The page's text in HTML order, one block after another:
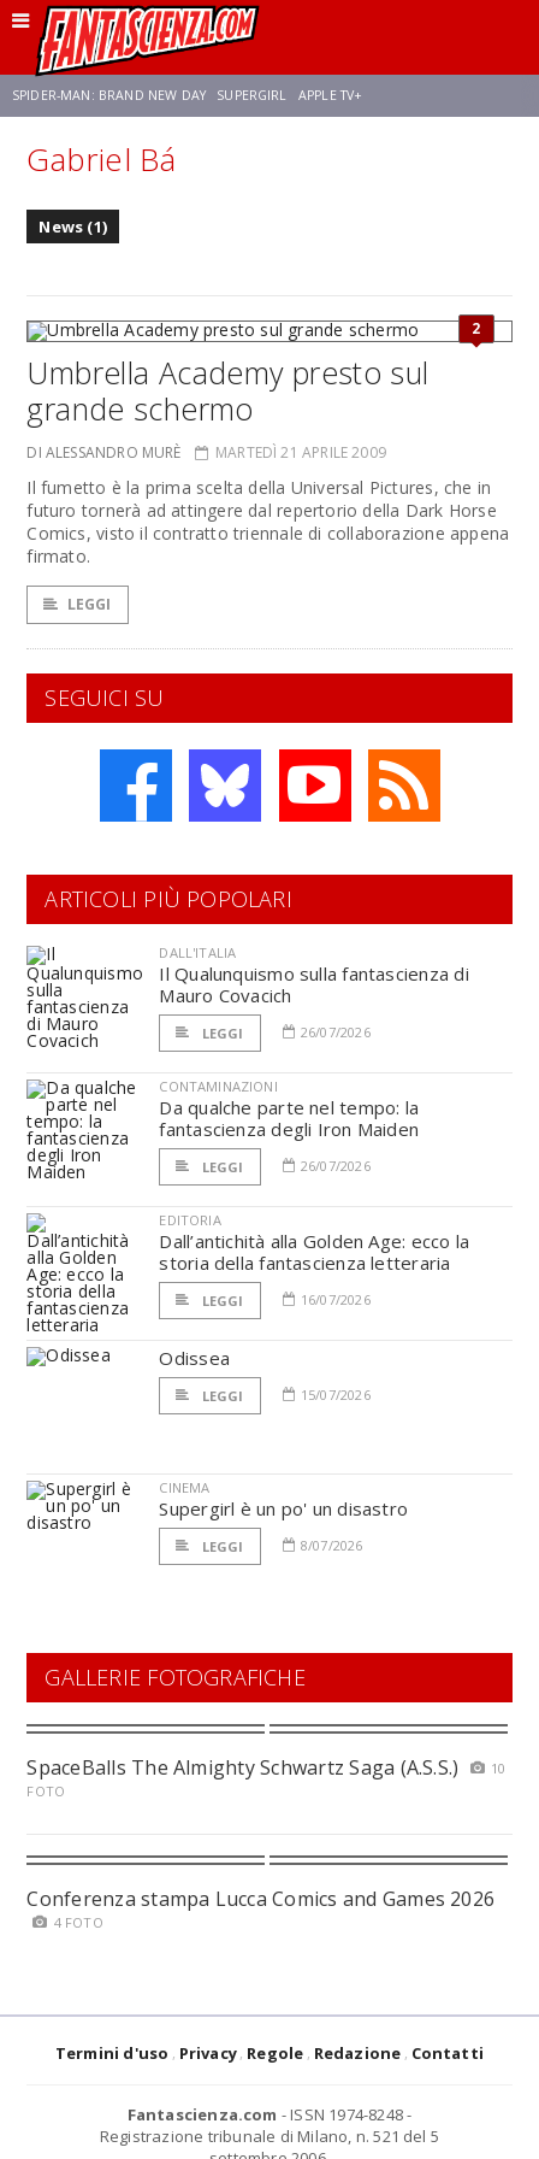
SPIDER-MAN: BRAND NEW DAY SUPERGIRL APPLE TV+
FRANCO RICCIARDIELLO
Gabriel Bá
News (1)
2
Umbrella Academy presto sul
grande schermo
DI ALESSANDRO MURÈ MARTEDÌ 21 APRILE 2009
Il fumetto è la prima scelta della Universal Pictures, che in
futuro tornerà ad attingere dal repertorio della Dark Horse
Comics, visto il contratto triennale di collaborazione appena
firmato.
LEGGI
SEGUICI SU
ARTICOLI PIÙ POPOLARI
DALL'ITALIA
Il Qualunquismo sulla fantascienza di
Mauro Covacich
LEGGI 26/07/2026
CONTAMINAZIONI
Da qualche parte nel tempo: la
fantascienza degli Iron Maiden
LEGGI 26/07/2026
EDITORIA
Dall’antichità alla Golden Age: ecco la
storia della fantascienza letteraria
LEGGI 16/07/2026
Odissea
LEGGI 15/07/2026
CINEMA
Supergirl è un po' un disastro
LEGGI 8/07/2026
GALLERIE FOTOGRAFICHE
SpaceBalls The Almighty Schwartz Saga (A.S.S.)
10
FOTO
Conferenza stampa Lucca Comics and Games 2026
4 FOTO
Termini d'uso Privacy Regole Redazione Contatti
Fantascienza.com - ISSN 1974-8248 -
Registrazione tribunale di Milano, n. 521 del 5